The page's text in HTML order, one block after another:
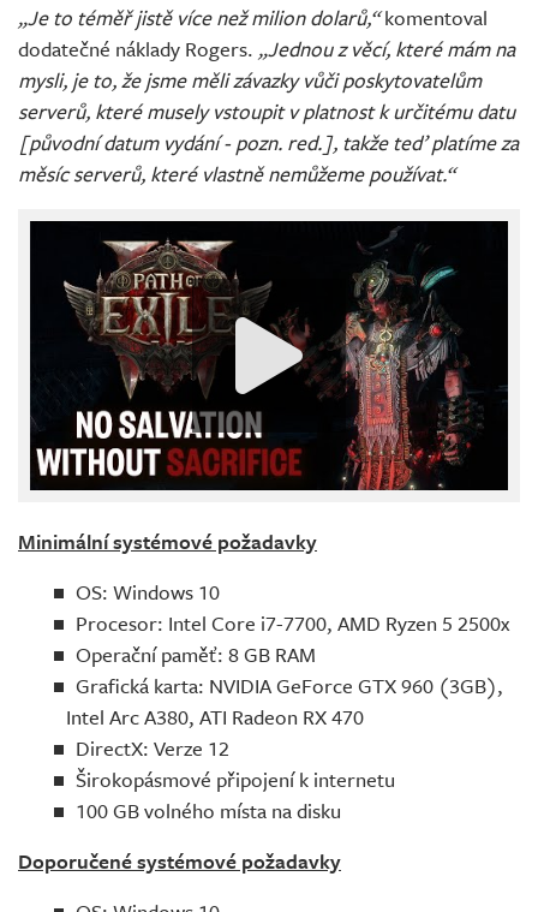
„Je to téměř jistě více než milion dolarů,“komentoval
dodatečné náklady Rogers. „Jednou z věcí, které mám na
mysli, je to, že jsme měli závazky vůči poskytovatelům
serverů, které musely vstoupit v platnost k určitému datu
[původní datum vydání - pozn. red.], takže teď platíme za
měsíc serverů, které vlastně nemůžeme používat.“
Minimální systémové požadavky
OS: Windows 10
Procesor: Intel Core i7-7700, AMD Ryzen 5 2500x
Operační paměť: 8 GB RAM
Grafická karta: NVIDIA GeForce GTX 960 (3GB),
Intel Arc A380, ATI Radeon RX 470
DirectX: Verze 12
Širokopásmové připojení k internetu
100 GB volného místa na disku
Doporučené systémové požadavky